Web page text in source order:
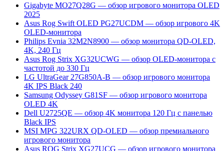
Gigabyte MO27Q28G — обзор игрового монитора OLED
2025
Asus Rog Swift OLED PG27UCDM — обзор игрового 4K
OLED-монитора
Philips Evnia 32M2N8900 — обзор монитора QD-OLED,
4K, 240 Гц
Asus Rog Strix XG32UCWG — обзор OLED-монитора с
частотой до 330 Гц
LG UltraGear 27G850A-B — обзор игрового монитора
4K IPS Black 240
Samsung Odyssey G81SF — обзор игрового монитора
OLED 4K
Dell U2725QE — обзор 4K монитора 120 Гц с панелью
Black IPS
MSI MPG 322URX QD-OLED — обзор премиального
игрового монитора
Asus ROG Strix XG27UCG — обзор игрового монитора